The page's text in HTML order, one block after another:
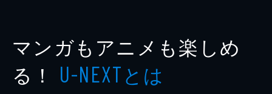
マンガもアニメも楽しめ
る！ U-NEXTとは